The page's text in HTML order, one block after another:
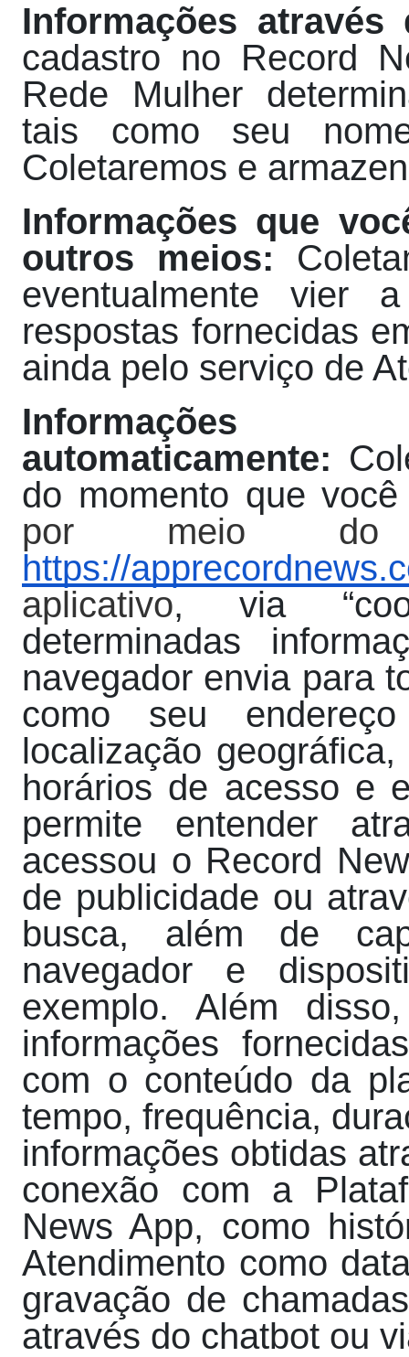
Informações
cadastro no Record
Rede Mulher
tais como seu
Coletaremos e
Informações que
outros meios:
eventualmente vier
respostas fornecidas
ainda pelo serviço de
automaticamente:
do momento que
por meio do
https://
aplicativo, via
determinadas
navegador envia para
como seu
localização
horários de acesso e
permite entender
acessou o Record
de publicidade ou
busca, além de
navegador e
exemplo. Além
informações
com o conteúdo da
tempo, frequência,
informações obtidas
conexão com a
News App, como
Atendimento como
gravação de
através do chatbot ou